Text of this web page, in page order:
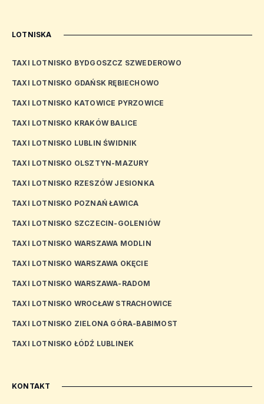
LOTNISKA
TAXI LOTNISKO BYDGOSZCZ SZWEDEROWO
TAXI LOTNISKO GDAŃSK RĘBIECHOWO
TAXI LOTNISKO KATOWICE PYRZOWICE
TAXI LOTNISKO KRAKÓW BALICE
TAXI LOTNISKO LUBLIN ŚWIDNIK
TAXI LOTNISKO OLSZTYN-MAZURY
TAXI LOTNISKO RZESZÓW JESIONKA
TAXI LOTNISKO POZNAŃ ŁAWICA
TAXI LOTNISKO SZCZECIN-GOLENIÓW
TAXI LOTNISKO WARSZAWA MODLIN
TAXI LOTNISKO WARSZAWA OKĘCIE
TAXI LOTNISKO WARSZAWA-RADOM
TAXI LOTNISKO WROCŁAW STRACHOWICE
TAXI LOTNISKO ZIELONA GÓRA-BABIMOST
TAXI LOTNISKO ŁÓDŹ LUBLINEK
KONTAKT